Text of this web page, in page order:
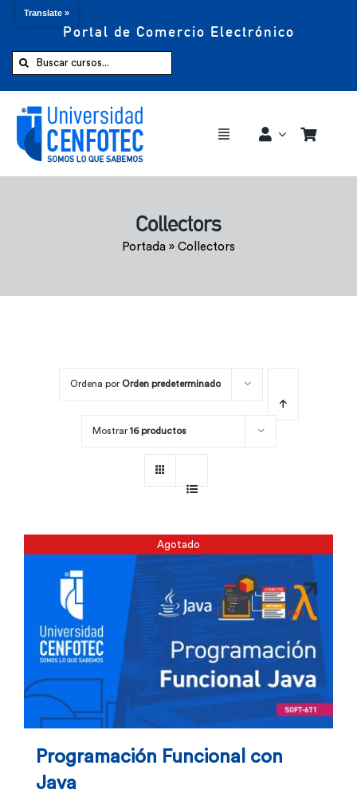
Portal de Comercio Electrónico
Buscar:
Toggle
Comprar ahora
Collectors
Portada » Collectors
Ordena por Orden predeterminado
Mostrar 16 productos
Agotado
Programación Funcional con
Java
Translate »